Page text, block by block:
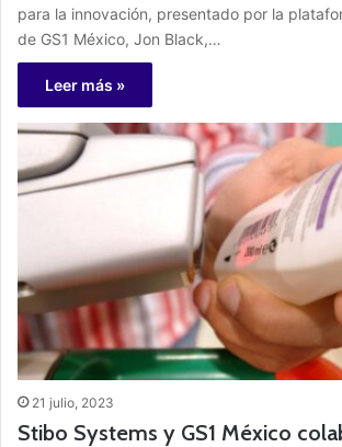
para la innovación, presentado por la
de GS1 México, Jon Black,…
Leer más »
21 julio, 2023
Stibo Systems y GS1 México